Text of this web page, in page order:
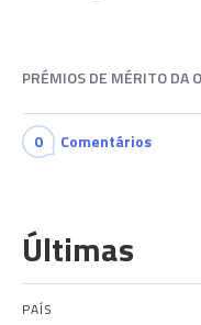
PRÉMIOS DE MÉRITO DA
0 Comentários
Últimas
PAÍS